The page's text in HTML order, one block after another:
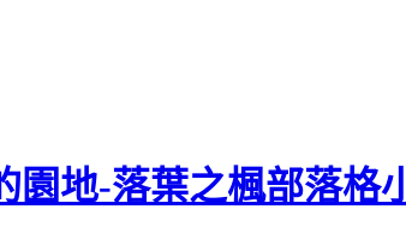
園地-落葉之楓部落